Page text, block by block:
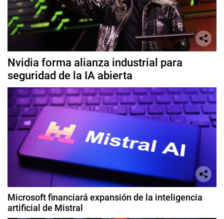
Nvidia forma alianza industrial para
seguridad de la IA abierta
Microsoft financiará expansión de la inteligencia
artificial de Mistral